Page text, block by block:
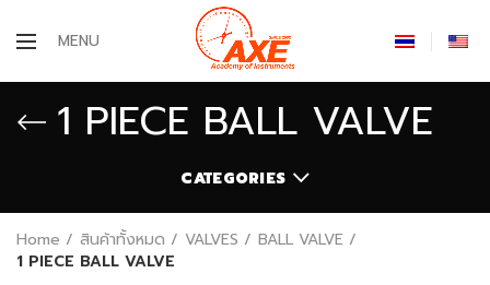
MENU
1 PIECE BALL VALVE
CATEGORIES
Home สินค้าทั้งหมด VALVES
BALL VALVE
1 PIECE BALL VALVE